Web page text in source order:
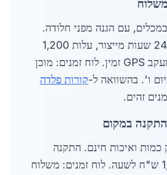
עם הגנה מפני חלודה.
משלוח לעכו תוך 24 שעות מייצור, עלות 1,200
ש"ח ל-20 טון. מעקב GPS זמין. לוח זמנים: מוכן
ו'. בהשוואה ל-קורות פלדה
זהים.
כמות ואיכות חינם. התקנה
אופציונלית: 1,500 ש"ח לשעה. לוח זמנים: משלוח